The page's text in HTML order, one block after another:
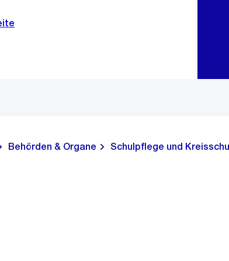
Behörden & Organe Schulpflege und